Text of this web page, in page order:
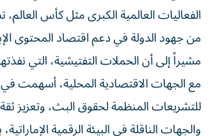
الفعاليات العالمية الكبرى مثل كأس
من جهود الدولة في دعم اقتصاد المحتوى
مشيراً إلى أن الحملات التفتيشية، التي
مع الجهات الاقتصادية المحلية، أسهمت في
للتشريعات المنظمة لحقوق البث، وتعزيز
والجهات الناقلة في البيئة الرقمية